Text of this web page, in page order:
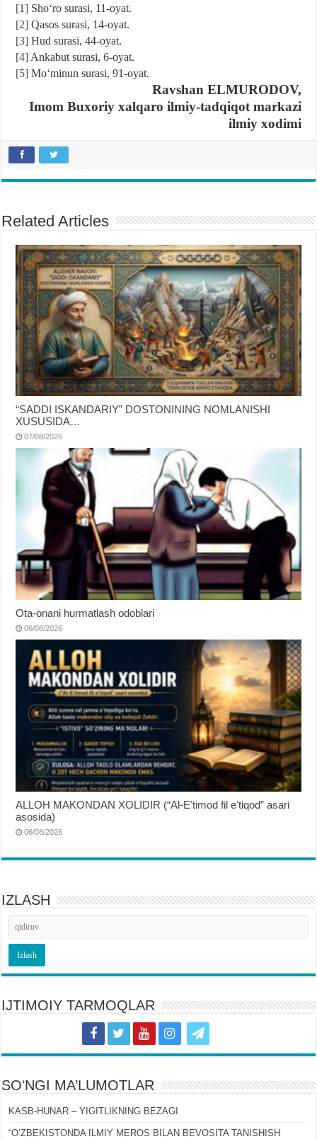
[1] Shoʻro surasi, 11-oyat.
[2] Qasos surasi, 14-oyat.
[3] Hud surasi, 44-oyat.
[4] Ankabut surasi, 6-oyat.
[5] Moʻminun surasi, 91-oyat.
Ravshan ELMURODOV,
Imom Buxoriy xalqaro ilmiy-tadqiqot markazi
ilmiy xodimi
Related Articles
“SADDI ISKANDARIY” DOSTONINING NOMLANISHI
XUSUSIDA…
07/08/2026
Ota-onani hurmatlash odoblari
06/08/2026
ALLOH MAKONDAN XOLIDIR (“Al-Eʼtimod fil eʼtiqod” asari
asosida)
06/08/2026
IZLASH
IJTIMOIY TARMOQLAR
SOʻNGI MA’LUMOTLAR
KASB-HUNAR – YIGITLIKNING BEZAGI
“OʻZBEKISTONDA ILMIY MEROS BILAN BEVOSITA TANISHISH